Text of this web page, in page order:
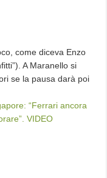
come diceva Enzo
A Maranello si
se la pausa darà poi
“Ferrari ancora
VIDEO